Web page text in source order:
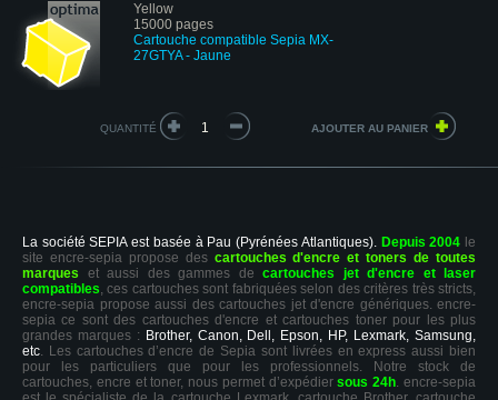
Yellow
15000 pages
Cartouche compatible Sepia MX-
27GTYA - Jaune
QUANTITÉ
La société SEPIA est basée à Pau (Pyrénées Atlantiques). Depuis 2004 le
site encre-sepia propose des cartouches d'encre et toners de toutes
marques et aussi des gammes de cartouches jet d'encre et laser
compatibles, ces cartouches sont fabriquées selon des critères très stricts,
encre-sepia propose aussi des cartouches jet d'encre génériques. encre-
sepia ce sont des cartouches d'encre et cartouches toner pour les plus
grandes marques : Brother, Canon, Dell, Epson, HP, Lexmark, Samsung,
etc. Les cartouches d’encre de Sepia sont livrées en express aussi bien
pour les particuliers que pour les professionnels. Notre stock de
cartouches, encre et toner, nous permet d’expédiersous 24h. encre-sepia